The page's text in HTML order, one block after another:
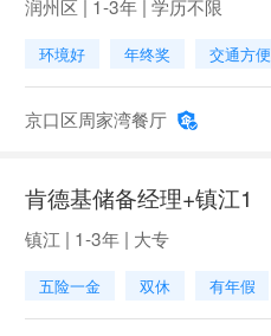
润州区 | 1-3年 | 学历不限
环境好 年终奖 交通方便
京口区周家湾餐厅
肯德基储备经理+镇江1
镇江 | 1-3年 | 大专
五险一金 双休 有年假